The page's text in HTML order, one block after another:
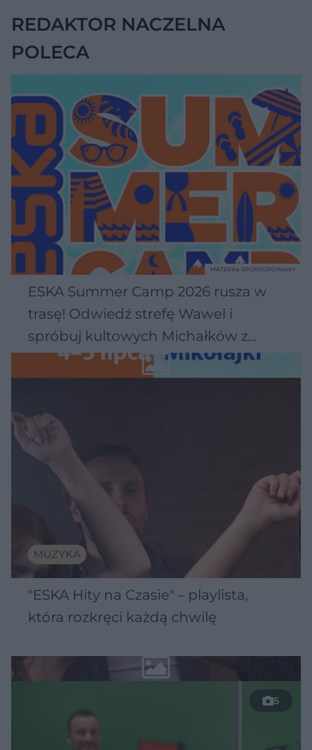
REDAKTOR NACZELNA
POLECA
ESKA Summer Camp 2026 rusza w
trasę! Odwiedź strefę Wawel i
spróbuj kultowych Michałków z
Wawelu
MATERIAŁ SPONSOROWANY
MUZYKA
"ESKA Hity na Czasie" – playlista,
która rozkręci każdą chwilę
5